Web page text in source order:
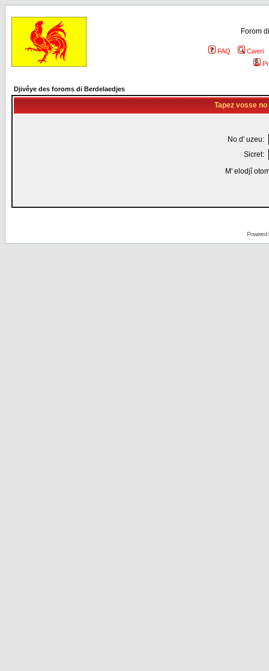
Forom
FAQ
Cweri
Djivêye des foroms di Berdelaedjes
Tapez vosse
No d' uzeu:
Sicret:
M' elodjî
Powered